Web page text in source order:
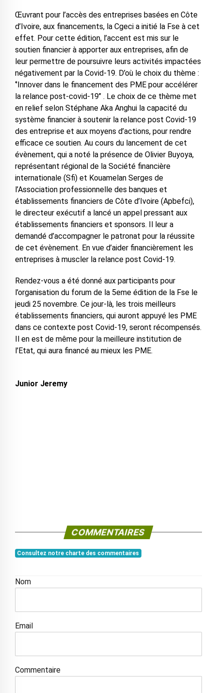
Œuvrant pour l’accès des entreprises basées en Côte
d’Ivoire, aux financements, la Cgeci a initié la Fse à cet
effet. Pour cette édition, l’accent est mis sur le
soutien financier à apporter aux entreprises, afin de
leur permettre de poursuivre leurs activités impactées
négativement par la Covid-19. D’où le choix du thème :
‘’Innover dans le financement des PME pour accélérer
la relance post-covid-19’’ . Le choix de ce thème met
en relief selon Stéphane Aka Anghui la capacité du
système financier à soutenir la relance post Covid-19
des entreprise et aux moyens d’actions, pour rendre
efficace ce soutien. Au cours du lancement de cet
évènement, qui a noté la présence de Olivier Buyoya,
représentant régional de la Société financière
internationale (Sfi) et Kouamelan Serges de
l’Association professionnelle des banques et
établissements financiers de Côte d’Ivoire (Apbefci),
le directeur exécutif a lancé un appel pressant aux
établissements financiers et sponsors. Il leur a
demandé d’accompagner le patronat pour la réussite
de cet évènement. En vue d’aider financièrement les
entreprises à muscler la relance post Covid-19.
Rendez-vous a été donné aux participants pour
l’organisation du forum de la 5eme édition de la Fse le
jeudi 25 novembre. Ce jour-là, les trois meilleurs
établissements financiers, qui auront appuyé les PME
dans ce contexte post Covid-19, seront récompensés.
Il en est de même pour la meilleure institution de
l’Etat, qui aura financé au mieux les PME.
Junior Jeremy
COMMENTAIRES
Consultez notre charte des commentaires
Nom
Email
Commentaire